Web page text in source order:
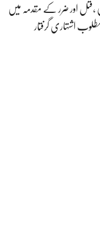
،قتل اور ضرر کے مقدمہ میں
اشتہاری گرفتار